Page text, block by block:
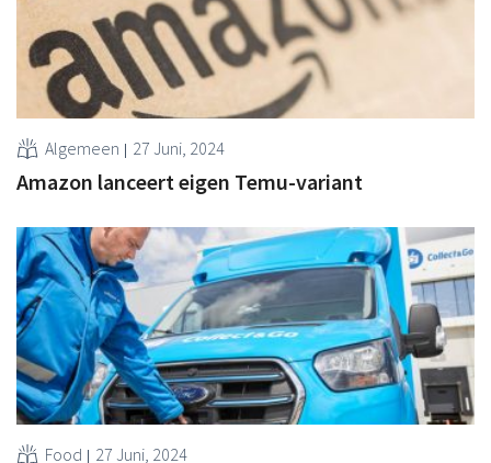
Algemeen 27 Juni, 2024
Amazon lanceert eigen Temu-variant
Food 27 Juni, 2024